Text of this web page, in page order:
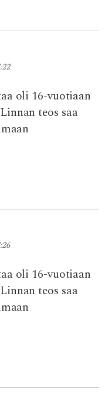
oli 16-vuotiaan
teos saa
oli 16-vuotiaan
teos saa